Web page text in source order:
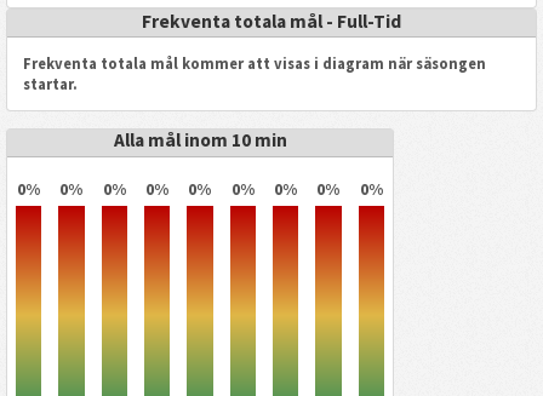
Frekventa totala mål - Full-Tid
Frekventa totala mål kommer att visas i diagram när säsongen
startar.
Alla mål inom 10 min
0% 0% 0% 0% 0% 0% 0% 0% 0%